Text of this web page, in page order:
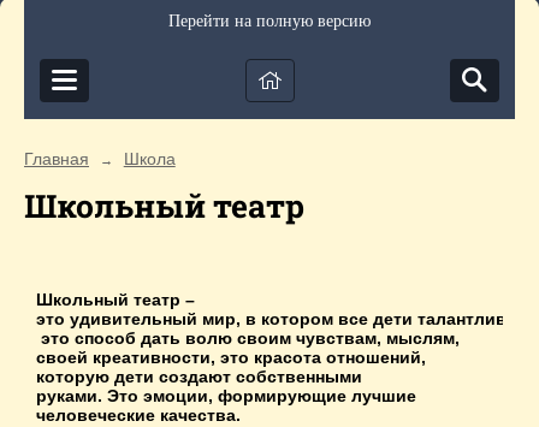
Перейти на полную версию
Главная → Школа
Школьный театр
Школьный театр –
это удивительный мир, в котором все дети талантливы
это способ дать волю своим чувствам, мыслям,
своей креативности, это красота отношений,
которую дети создают собственными
руками. Это эмоции, формирующие лучшие
человеческие качества.